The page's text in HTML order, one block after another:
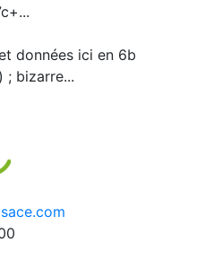
données ici en 6b
; bizarre...